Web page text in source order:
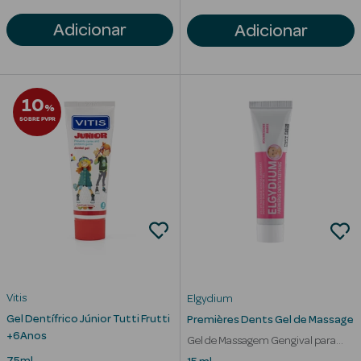
Ver Tudo
Adicionar Adicionar
10%
SOBRE PVPR
Vitis
Gel Dentífrico Júnior Tutti Frutti
+6Anos
Elgydium
Premières Dents Gel de Massage
Gel de Massagem Gengival para
Bebé